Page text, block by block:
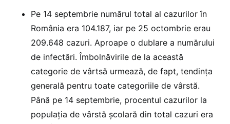
Pe 14 septembrie numărul total al cazurilor în
România era 104.187, iar pe 25 octombrie erau
209.648 cazuri. Aproape o dublare a numărului
de infectări. Îmbolnăvirile de la această
categorie de vârtsă urmează, de fapt, tendința
generală pentru toate categoriile de vârstă.
Până pe 14 septembrie, procentul cazurilor la
populația de vârstă școlară din total cazuri era